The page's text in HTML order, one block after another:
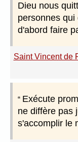
Dieu nous
personnes
d'abord faire
Saint Vincent de
Exécute
ne diffère pas
s'accomplir le